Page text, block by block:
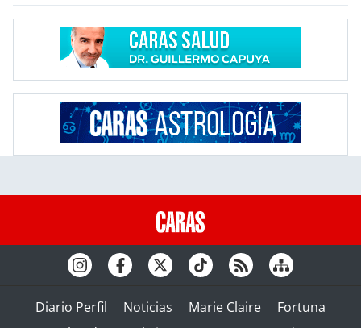
Diario Perfil Noticias Marie Claire
Fortuna